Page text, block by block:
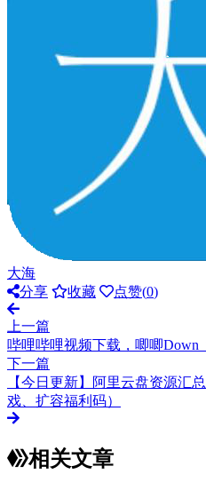
大海
分享
收藏 点赞(0)
上一篇
哔哩哔哩视频下载，唧唧
下一篇
【今日更新】阿里云盘资源汇
戏、扩容福利码）
相关文章